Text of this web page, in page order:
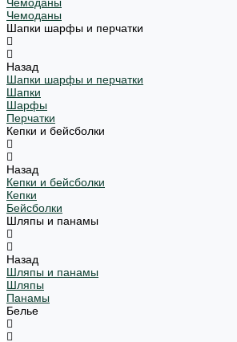
Чемоданы
Шапки шарфы и перчатки
Назад
Шапки шарфы и перчатки
Шапки
Шарфы
Перчатки
Кепки и бейсболки
Назад
Кепки и бейсболки
Кепки
Бейсболки
Шляпы и панамы
Назад
Шляпы и панамы
Шляпы
Панамы
Белье